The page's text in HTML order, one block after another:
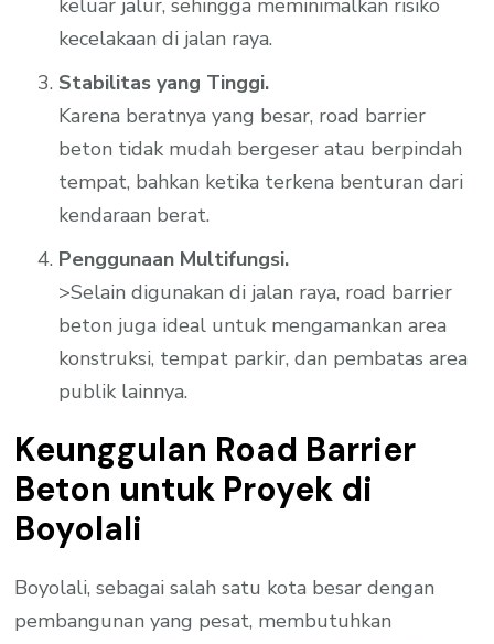
keluar jalur, sehingga meminimalkan risiko
kecelakaan di jalan raya.
Stabilitas yang Tinggi.
Karena beratnya yang besar, road barrier
beton tidak mudah bergeser atau berpindah
tempat, bahkan ketika terkena benturan dari
kendaraan berat.
Penggunaan Multifungsi.
>Selain digunakan di jalan raya, road barrier
beton juga ideal untuk mengamankan area
konstruksi, tempat parkir, dan pembatas area
publik lainnya.
Keunggulan Road Barrier
Beton untuk Proyek di
Boyolali
Boyolali, sebagai salah satu kota besar dengan
pembangunan yang pesat, membutuhkan